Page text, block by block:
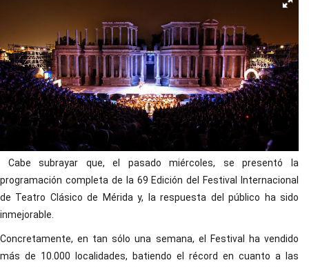
Cabe subrayar que, el pasado miércoles, se presentó la
programación completa de la 69 Edición del Festival Internacional
de Teatro Clásico de Mérida y, la respuesta del público ha sido
inmejorable.
Concretamente, en tan sólo una semana, el Festival ha vendido
más de 10.000 localidades, batiendo el récord en cuanto a las